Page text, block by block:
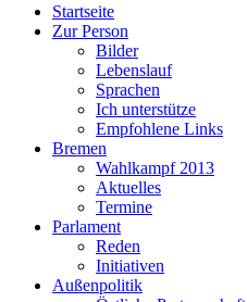
Startseite
Zur Person
Bilder
Lebenslauf
Sprachen
Ich unterstütze
Empfohlene Links
Bremen
Wahlkampf 2013
Aktuelles
Termine
Parlament
Reden
Initiativen
Außenpolitik